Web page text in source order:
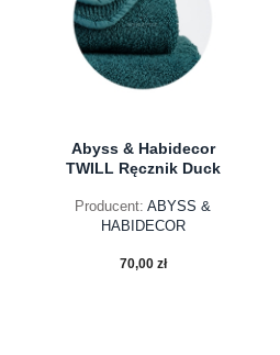
Abyss & Habidecor
TWILL Ręcznik Duck
Producent: ABYSS &
HABIDECOR
70,00 zł